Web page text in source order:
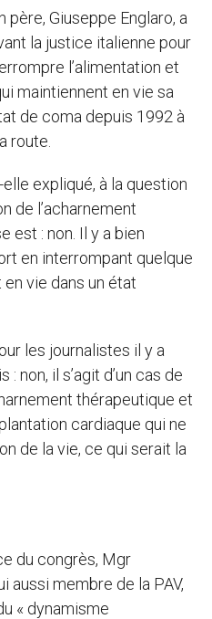
père, Giuseppe Englaro, a
la justice italienne pour
l’alimentation et
maintiennent en vie sa
de coma depuis 1992 à
route.
expliqué, à la question
de l’acharnement
est : non. Il y a bien
en interrompant quelque
vie dans un état
les journalistes il y a
non, il s’agit d’un cas de
thérapeutique et
cardiaque qui ne
de la vie, ce qui serait la
du congrès, Mgr
aussi membre de la PAV,
« dynamisme